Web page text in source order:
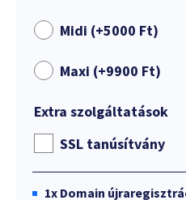
Midi (+5000 Ft)
Maxi (+9900 Ft)
Extra szolgáltatások
SSL tanúsítvány
1x Domain